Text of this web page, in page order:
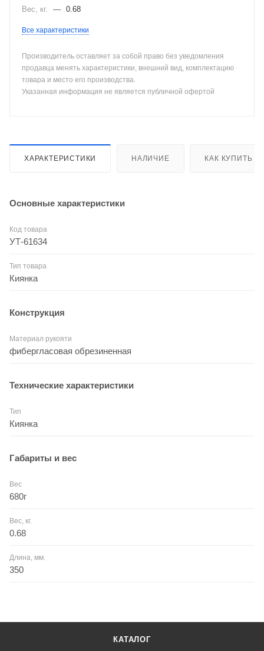
Вес, кг.
— 0.68
Все характеристики
Производитель оставляет за собой право без уведомления
продавца менять характеристики, внешний вид, комплектацию
товара и место его производства.
Указанная информация не является публичной офертой
ХАРАКТЕРИСТИКИ НАЛИЧИЕ КАК КУПИТЬ
Основные характеристики
Код товара
УТ-61634
Тип товара
Киянка
Конструкция
Материал рукояти
фибергласовая обрезиненная
Технические характеристики
Тип
Киянка
Габариты и вес
Вес
680г
Вес, кг.
0.68
Длина, мм.
350
КАТАЛОГ